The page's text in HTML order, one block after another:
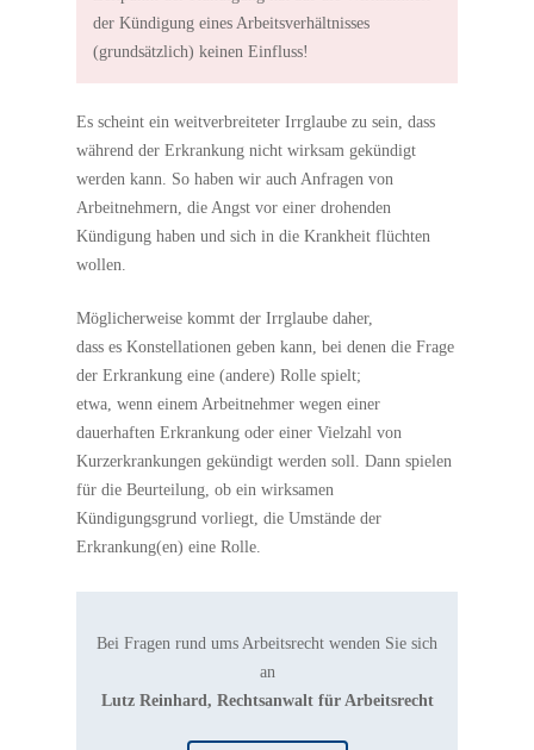
der Kündigung eines Arbeitsverhältnisses
(grundsätzlich) keinen Einfluss!
Es scheint ein weitverbreiteter Irrglaube zu sein, dass
während der Erkrankung nicht wirksam gekündigt
werden kann. So haben wir auch Anfragen von
Arbeitnehmern, die Angst vor einer drohenden
Kündigung haben und sich in die Krankheit flüchten
wollen.
Möglicherweise kommt der Irrglaube daher,
dass es Konstellationen geben kann, bei denen die Frage
der Erkrankung eine (andere) Rolle spielt;
etwa, wenn einem Arbeitnehmer wegen einer
dauerhaften Erkrankung oder einer Vielzahl von
Kurzerkrankungen gekündigt werden soll. Dann spielen
für die Beurteilung, ob ein wirksamen
Kündigungsgrund vorliegt, die Umstände der
Erkrankung(en) eine Rolle.
Bei Fragen rund ums Arbeitsrecht wenden Sie sich
an
Lutz Reinhard, Rechtsanwalt für Arbeitsrecht